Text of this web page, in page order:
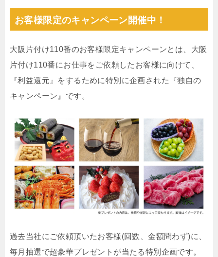
お客様限定のキャンペーン開催中！
大阪片付け110番のお客様限定キャンペーンとは、大阪
片付け110番にお仕事をご依頼したお客様に向けて、
『利益還元』をするために特別に企画された『独自の
キャンペーン』です。
過去当社にご依頼頂いたお客様(回数、金額問わず)に、
毎月抽選で超豪華プレゼントが当たる特別企画です。